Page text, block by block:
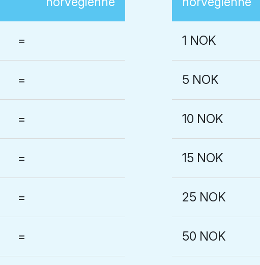
=
=
=
=
=
=
1 NOK
5 NOK
10 NOK
15 NOK
25 NOK
50 NOK